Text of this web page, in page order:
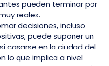
pueden terminar por
reales.
decisiones, incluso
puede suponer un
casarse en la ciudad del
lo que implica a nivel